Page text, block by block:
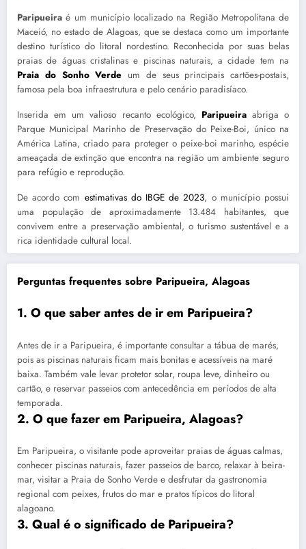
Paripueira é um município localizado na Região Metropolitana de
Maceió, no estado de Alagoas, que se destaca como um importante
destino turístico do litoral nordestino. Reconhecida por suas belas
praias de águas cristalinas e piscinas naturais, a cidade tem na
Praia do Sonho Verde um de seus principais cartões-postais,
famosa pela boa infraestrutura e pelo cenário paradisíaco.
Inserida em um valioso recanto ecológico, Paripueiraabriga o
Parque Municipal Marinho de Preservação do Peixe-Boi, único na
América Latina, criado para proteger o peixe-boi marinho, espécie
ameaçada de extinção que encontra na região um ambiente seguro
para refúgio e reprodução.
De acordo com estimativas do IBGE de 2023, o município possui
uma população de aproximadamente 13.484 habitantes, que
convivem entre a preservação ambiental, o turismo sustentável e a
rica identidade cultural local.
Perguntas frequentes sobre Paripueira, Alagoas
1. O que saber antes de ir em Paripueira?
Antes de ir a Paripueira, é importante consultar a tábua de marés,
pois as piscinas naturais ficam mais bonitas e acessíveis na maré
baixa. Também vale levar protetor solar, roupa leve, dinheiro ou
cartão, e reservar passeios com antecedência em períodos de alta
temporada.
2. O que fazer em Paripueira, Alagoas?
Em Paripueira, o visitante pode aproveitar praias de águas calmas,
conhecer piscinas naturais, fazer passeios de barco, relaxar à beira-
mar, visitar a Praia de Sonho Verde e desfrutar da gastronomia
regional com peixes, frutos do mar e pratos típicos do litoral
alagoano.
3. Qual é o significado de Paripueira?